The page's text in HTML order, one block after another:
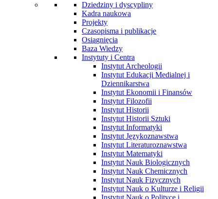
Dziedziny i dyscypliny
Kadra naukowa
Projekty
Czasopisma i publikacje
Osiągnięcia
Baza Wiedzy
Instytuty i Centra
Instytut Archeologii
Instytut Edukacji Medialnej i
Dziennikarstwa
Instytut Ekonomii i Finansów
Instytut Filozofii
Instytut Historii
Instytut Historii Sztuki
Instytut Informatyki
Instytut Językoznawstwa
Instytut Literaturoznawstwa
Instytut Matematyki
Instytut Nauk Biologicznych
Instytut Nauk Chemicznych
Instytut Nauk Fizycznych
Instytut Nauk o Kulturze i Religii